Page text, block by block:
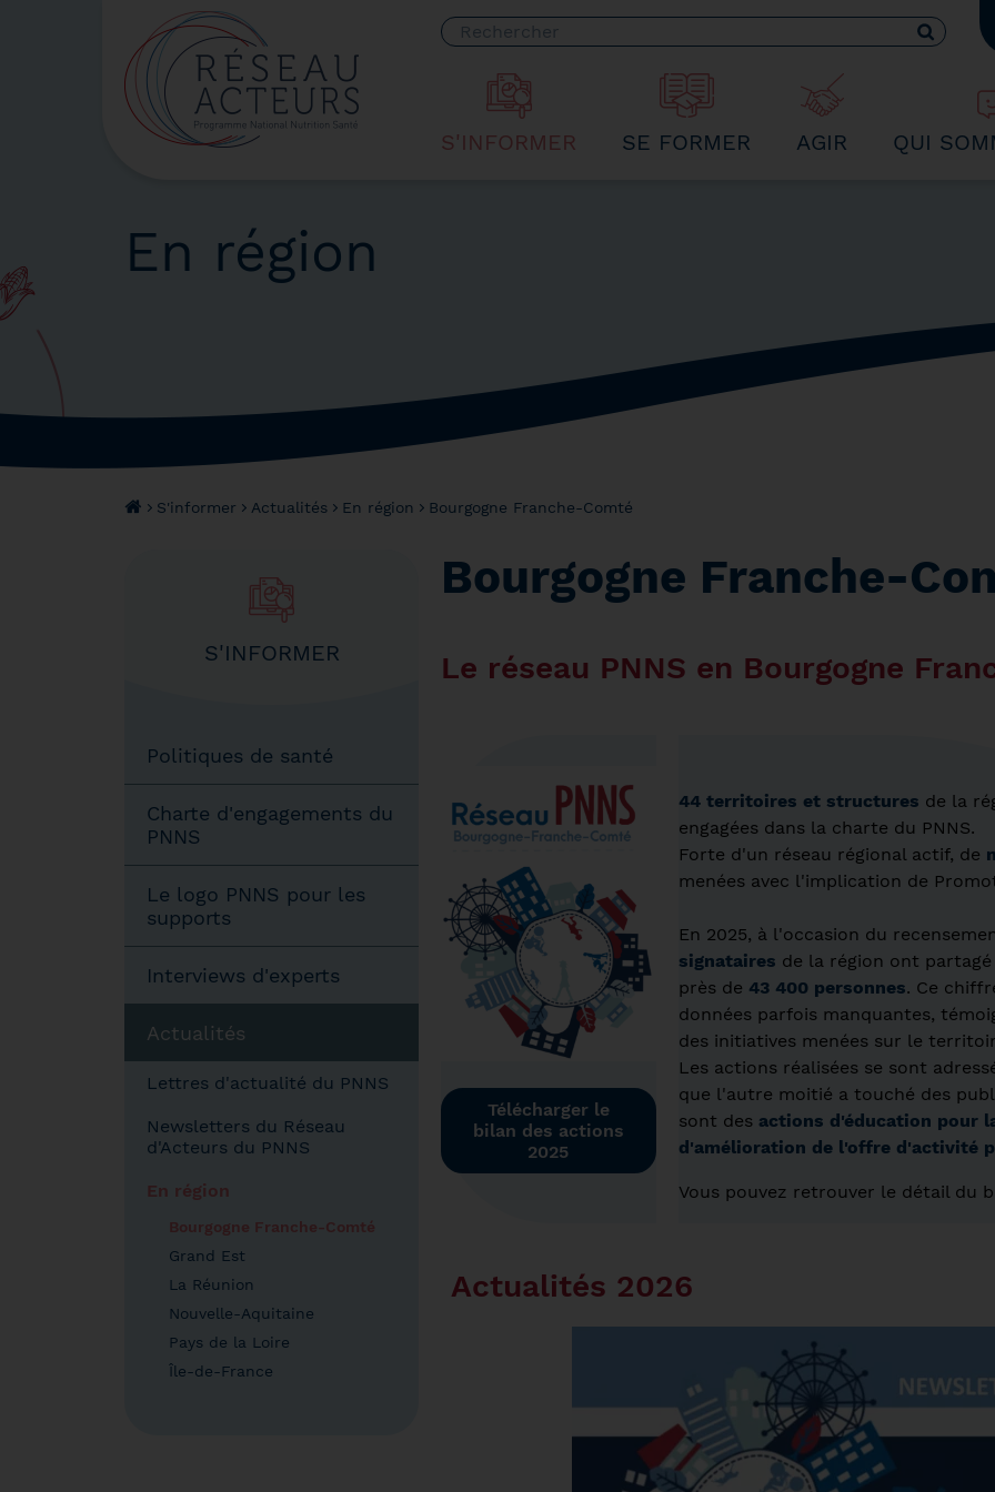
S'INFORMER SE FORMER AGIR QUI
En région
S'informer Actualités En région Bourgogne Franche-Comté
Bourgogne Franche-
Le réseau PNNS en Bourgogne
Télécharger le
bilan des actions
2025
44 territoires et structures de la
engagées dans la charte du PNNS.
Forte d'un réseau régional actif, de
menées avec l'implication de
En 2025, à l'occasion du
signataires de la région ont
près de 43 400 personnes. Ce
données parfois manquantes,
des initiatives menées sur le
Les actions réalisées se sont
que l'autre moitié a touché des
sont des actions d'éducation pour
d'amélioration de l'offre d'activité
Vous pouvez retrouver le détail du
Actualités 2026
S'INFORMER
Politiques de santé
Charte d'engagements du
PNNS
Le logo PNNS pour les
supports
Interviews d'experts
Actualités
Lettres d'actualité du PNNS
Newsletters du Réseau
d'Acteurs du PNNS
En région
Bourgogne Franche-Comté
Grand Est
La Réunion
Nouvelle-Aquitaine
Pays de la Loire
Île-de-France